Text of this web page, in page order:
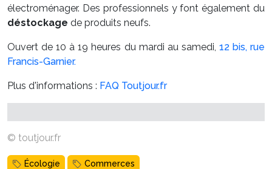
électroménager. Des professionnels y font également du
déstockage de produits neufs.
Ouvert de 10 à 19 heures du mardi au samedi, 12 bis, rue
Francis-Garnier.
Plus d'informations : FAQ Toutjour.fr
© toutjour.fr
Écologie Commerces